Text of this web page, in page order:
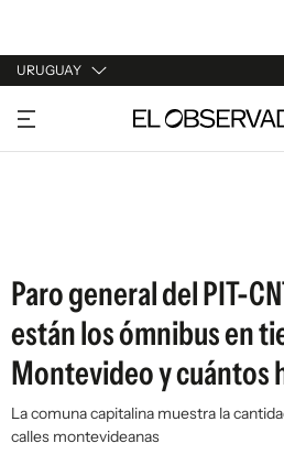
URUGUAY
URUGUAY
ARGENTINA
Paro general del PIT-
están los ómnibus en
Montevideo y cuántos
La comuna capitalina muestra la
calles montevideanas